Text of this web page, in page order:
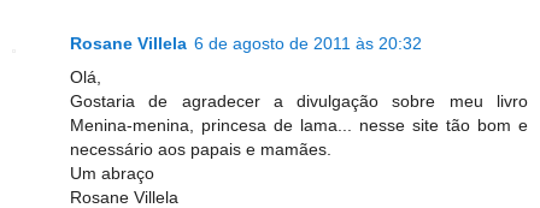
Rosane Villela 6 de agosto de 2011 às 20:32
Olá,
Gostaria de agradecer a divulgação sobre meu livro
Menina-menina, princesa de lama... nesse site tão bom e
necessário aos papais e mamães.
Um abraço
Rosane Villela